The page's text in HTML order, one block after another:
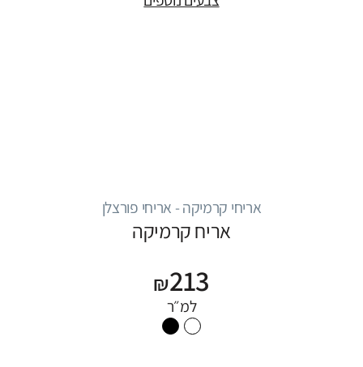
אריחי קרמיקה - אריחי פורצלן
אריח קרמיקה
₪213
למ״ר